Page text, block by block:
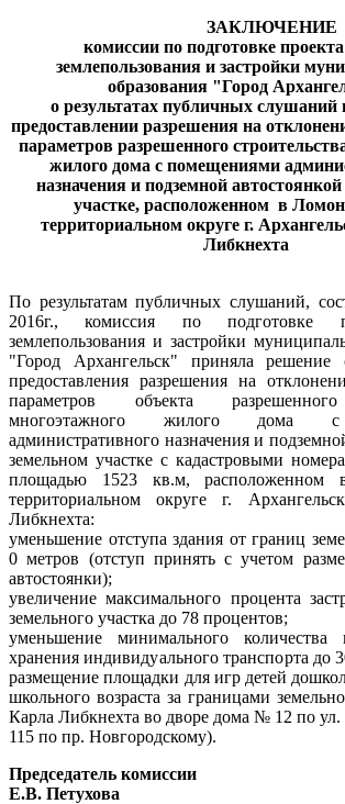
ЗАКЛЮЧЕНИЕ
комиссии по подготовке
землепользования и застройки
образования "Город
о результатах публичных слушаний
предоставлении разрешения на
параметров разрешенного
жилого дома с помещениями
назначения и подземной автостоянкой
участке, расположенном в
территориальном округе г.
Либкнехта
По результатам публичных слушаний,
2016г., комиссия по подготовке
землепользования и застройки
"Город Архангельск"
приняла решение
предоставления разрешения на
параметров объекта разрешенного
многоэтажного жилого дома с
административного назначения и
земельном участке с кадастровыми
площадью 1523 кв.м, расположенном
территориальном округе г.
Либкнехта:
уменьшение отступа здания от границ
0 метров (отступ принять с учетом
автостоянки);
увеличение максимального процента
земельного участка до 78 процентов;
уменьшение минимального количества
хранения индивидуального транспорта до
размещениеплощадки для игр детей
школьного возраста за границами
Карла Либкнехта во дворе дома № 12 по
115 по пр. Новгородскому).
Председатель комиссии
Е.В. Петухова